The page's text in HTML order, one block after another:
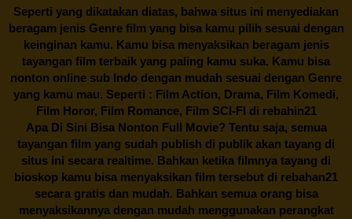
Seperti yang dikatakan diatas, bahwa situs ini menyediakan
beragam jenis Genre film yang bisa kamu pilih sesuai dengan
keinginan kamu. Kamu bisa menyaksikan beragam jenis
tayangan film terbaik yang paling kamu suka. Kamu bisa
nonton online sub Indo dengan mudah sesuai dengan Genre
yang kamu mau. Seperti : Film Action, Drama, Film Komedi,
Film Horor, Film Romance, Film SCI-FI di rebahin21
Apa Di Sini Bisa Nonton Full Movie? Tentu saja, semua
tayangan film yang sudah publish di publik akan tayang di
situs ini secara realtime. Bahkan ketika filmnya tayang di
bioskop kamu bisa menyaksikan film tersebut di rebahan21
secara gratis dan mudah. Bahkan semua orang bisa
menyaksikannya dengan mudah menggunakan perangkat